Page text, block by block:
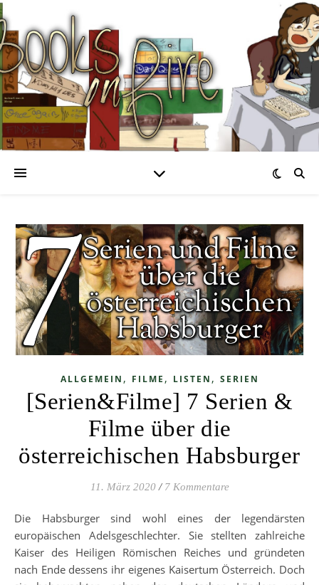
ALLGEMEIN , FILME , LISTEN , SERIEN
[Serien&Filme] 7 Serien &
Filme über die
österreichischen Habsburger
11. März 2020 / 7 Kommentare
Die Habsburger sind wohl eines der legendärsten
europäischen Adelsgeschlechter. Sie stellten zahlreiche
Kaiser des Heiligen Römischen Reiches und gründeten
nach Ende dessens ihr eigenes Kaisertum Österreich. Doch